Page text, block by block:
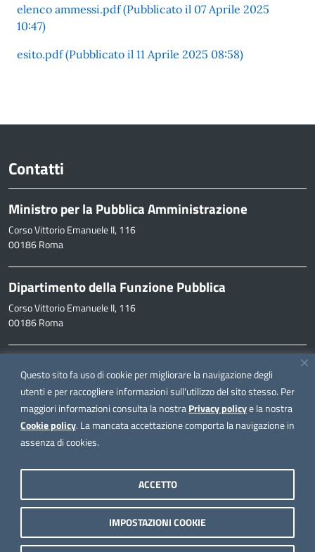
Questo sito fa uso di cookie per migliorare la navigazione degli
utenti e per raccogliere informazioni sull'utilizzo del sito stesso. Per
maggiori informazioni consulta la nostraPrivacy policye la nostra
Cookie policy. La mancata accettazione comporta la navigazione in
assenza di cookies.
IMPOSTAZIONI COOKIE
ACCETTO
elenco ammessi.pdf (Pubblicato il 07 Aprile 2025
10:47)
esito.pdf (Pubblicato il 11 Aprile 2025 08:58)
Contatti
Ministro per la Pubblica Amministrazione
Corso Vittorio Emanuele II, 116
00186 Roma
Dipartimento della Funzione Pubblica
Corso Vittorio Emanuele II, 116
00186 Roma
inpa@funzionepubblica.it
FAQ
FAQ – Domande e risposte
Seguici su
Note legali